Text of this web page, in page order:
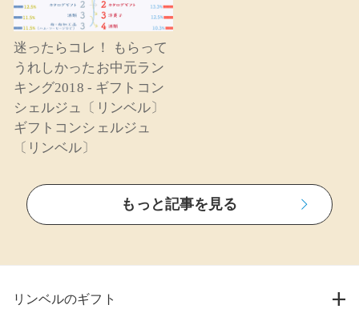
迷ったらコレ！ もらって
うれしかったお中元ラン
キング2018 - ギフトコン
シェルジュ〔リンベル〕
ギフトコンシェルジュ
〔リンベル〕
もっと記事を見る
リンベルのギフト